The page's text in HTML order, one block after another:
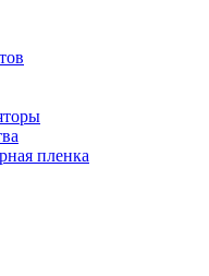
пленка